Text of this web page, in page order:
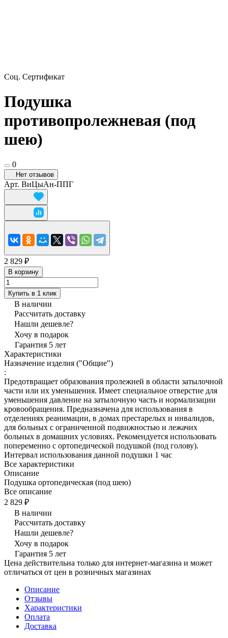
Соц. Сертификат
Подушка
противопролежневая (под
шею)
0
Нет отзывов
Арт. ВиЦыАн-ППГ
2 829 ₽
В корзину
Купить в 1 клик
В наличии
Рассчитать доставку
Нашли дешевле?
Хочу в подарок
Гарантия 5 лет
Характеристики
Назначение изделия ("Общие")
:
Предотвращает образования пролежней в области затылочной
части или их уменьшения. Имеет специальное отверстие для
уменьшения давление на затылочную часть и нормализации
кровообращения. Предназначена для использования в
отделениях реанимации, в домах престарелых и инвалидов,
для больных с ограниченной подвижностью и лежачих
больных в домашних условиях. Рекомендуется использовать
попеременно с ортопедической подушкой (под голову).
Интервал использования данной подушки 1 час
Все характеристики
Описание
Подушка ортопедическая (под шею)
Все описание
2 829 ₽
В наличии
Рассчитать доставку
Нашли дешевле?
Хочу в подарок
Гарантия 5 лет
Цена действительна только для интернет-магазина и может
отличаться от цен в розничных магазинах
Описание
Отзывы
Характеристики
Оплата
Доставка